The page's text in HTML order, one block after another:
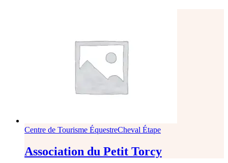
Centre de Tourisme ÉquestreCheval Étape
Association du Petit Torcy